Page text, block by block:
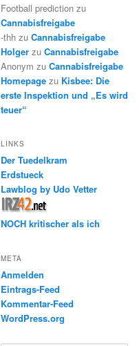
Football prediction zu
Cannabisfreigabe
-thh zu Cannabisfreigabe
Holger zu Cannabisfreigabe
Anonym zu Cannabisfreigabe
Homepage zu Kisbee: Die
erste Inspektion und „Es wird
teuer“
LINKS
Der Tuedelkram
Erdstueck
Lawblog by Udo Vetter
NOCH kritischer als ich
META
Anmelden
Eintrags-Feed
Kommentar-Feed
WordPress.org